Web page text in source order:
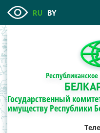
RU BY
Государственный
имуществу Республики